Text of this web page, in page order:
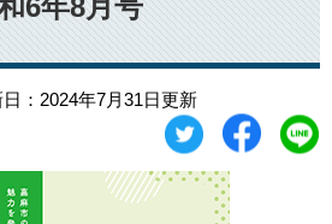
：2024年7月31日更新